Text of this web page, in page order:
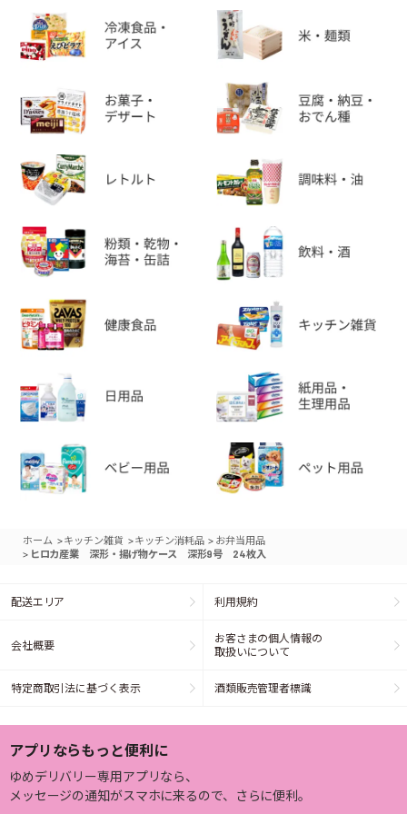
ホーム >キッチン雑貨 >キッチン消耗品 > お弁当用品
> ヒロカ産業 深形・揚げ物ケース 深形9号 24枚入
配送エリア 利用規約
会社概要
お客さまの個人情報の
取扱いについて
特定商取引法に基づく表示 酒類販売管理者標識
アプリならもっと便利に
ゆめデリバリー専用アプリなら、
メッセージの通知がスマホに来るので、さらに便利。